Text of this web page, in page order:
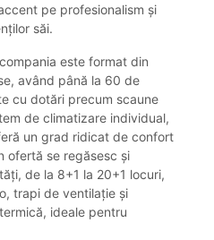
pe profesionalism și
săi.
este format din
având până la 60 de
cu dotări precum scaune
de climatizare individual,
un grad ridicat de confort
ofertă se regăsesc și
de la 8+1 la 20+1 locuri,
trapi de ventilație și
ideale pentru